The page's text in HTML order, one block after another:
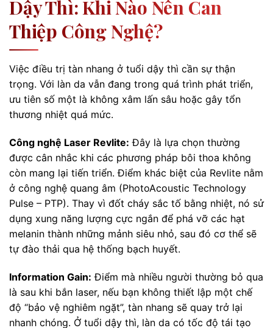
Dậy Thì: Khi Nào Nên Can
Thiệp Công Nghệ?
Việc điều trị tàn nhang ở tuổi dậy thì cần sự thận
trọng. Với làn da vẫn đang trong quá trình phát triển,
ưu tiên số một là không xâm lấn sâu hoặc gây tổn
thương nhiệt quá mức.
Công nghệ Laser Revlite: Đây là lựa chọn thường
được cân nhắc khi các phương pháp bôi thoa không
còn mang lại tiến triển. Điểm khác biệt của Revlite nằm
ở công nghệ quang âm (PhotoAcoustic Technology
Pulse – PTP). Thay vì đốt cháy sắc tố bằng nhiệt, nó sử
dụng xung năng lượng cực ngắn để phá vỡ các hạt
melanin thành những mảnh siêu nhỏ, sau đó cơ thể sẽ
tự đào thải qua hệ thống bạch huyết.
Information Gain: Điểm mà nhiều người thường bỏ qua
là sau khi bắn laser, nếu bạn không thiết lập một chế
độ “bảo vệ nghiêm ngặt”, tàn nhang sẽ quay trở lại
nhanh chóng. Ở tuổi dậy thì, làn da có tốc độ tái tạo